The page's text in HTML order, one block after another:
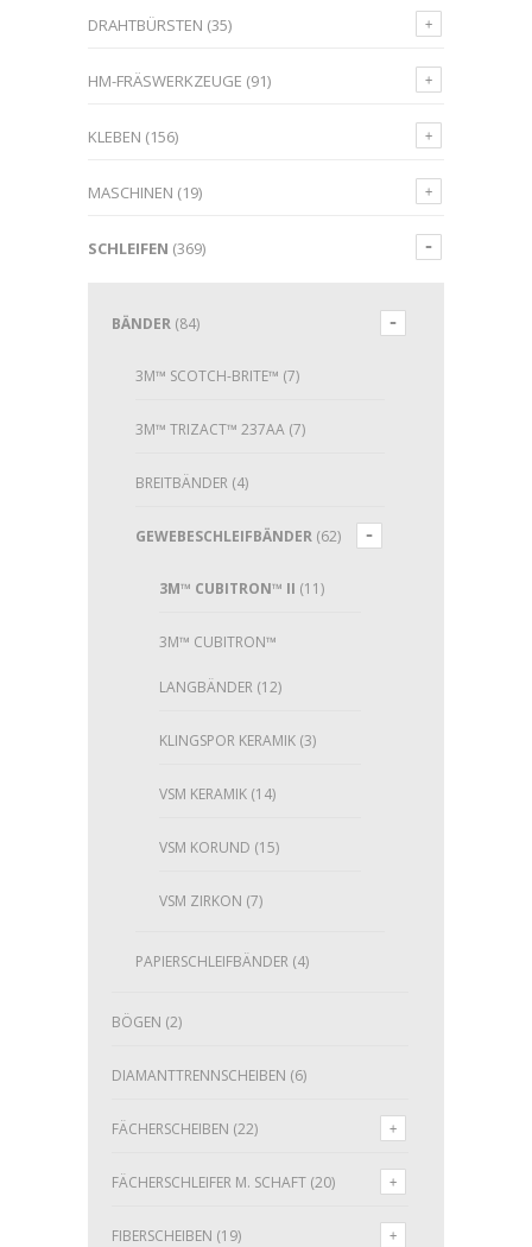
DRAHTBÜRSTEN (35)
HM-FRÄSWERKZEUGE (91)
KLEBEN (156)
MASCHINEN (19)
SCHLEIFEN (369)
BÄNDER (84)
3M™ SCOTCH-BRITE™ (7)
3M™ TRIZACT™ 237AA (7)
BREITBÄNDER (4)
GEWEBESCHLEIFBÄNDER (62)
3M™ CUBITRON™ II (11)
3M™ CUBITRON™
LANGBÄNDER (12)
KLINGSPOR KERAMIK (3)
VSM KERAMIK (14)
VSM KORUND (15)
VSM ZIRKON (7)
PAPIERSCHLEIFBÄNDER (4)
BÖGEN (2)
DIAMANTTRENNSCHEIBEN (6)
FÄCHERSCHEIBEN (22)
FÄCHERSCHLEIFER M. SCHAFT (20)
FIBERSCHEIBEN (19)